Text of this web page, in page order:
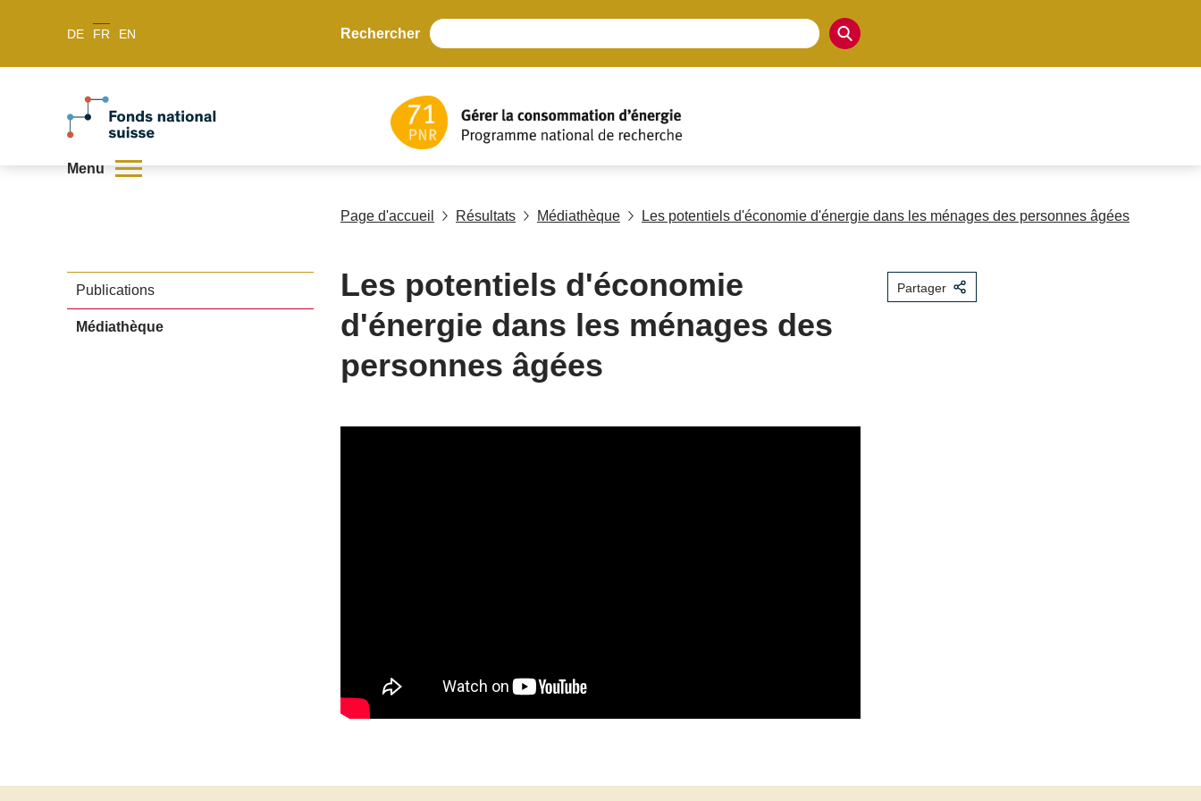
DE FR EN Rechercher
Menu
Page d'accueil Résultats Médiathèque Les potentiels d'économie d'énergie dans les ménages des personnes âgées
Publications
Médiathèque
Les potentiels d'économie
d'énergie dans les ménages des
personnes âgées
Partager